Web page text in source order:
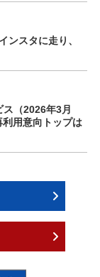
スタに走り、
（2026年3月
用意向トップは